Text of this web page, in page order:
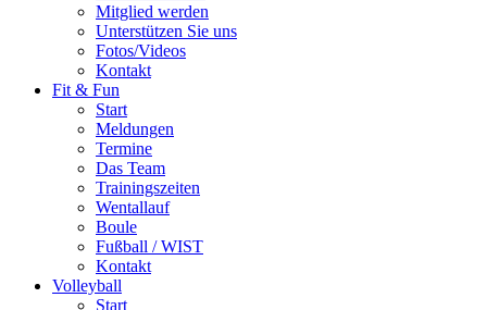
Mitglied werden
Unterstützen Sie uns
Fotos/Videos
Kontakt
Fit & Fun
Start
Meldungen
Termine
Das Team
Trainingszeiten
Wentallauf
Boule
Fußball / WIST
Kontakt
Volleyball
Start